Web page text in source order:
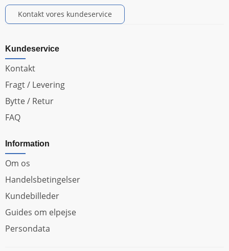
Kontakt vores kundeservice
Kundeservice
Kontakt
Fragt / Levering
Bytte / Retur
FAQ
Information
Om os
Handelsbetingelser
Kundebilleder
Guides om elpejse
Persondata